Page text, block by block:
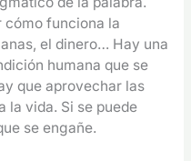
cómo funciona la
el dinero… Hay una
humana que se
que aprovechar las
la vida. Si se puede
se engañe.